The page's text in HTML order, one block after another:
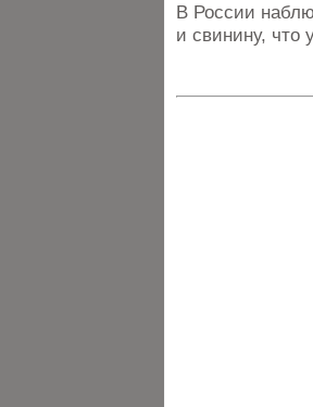
В России
и свинину, что